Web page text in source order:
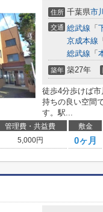
住所 千葉県市
交通 総武線 「
京成本線 「
総武線 「
築年 築27年
徒歩4分歩けば
持ちの良い空間
す。駅...
管理費・共益費 敷金
5,000円 0ヶ月